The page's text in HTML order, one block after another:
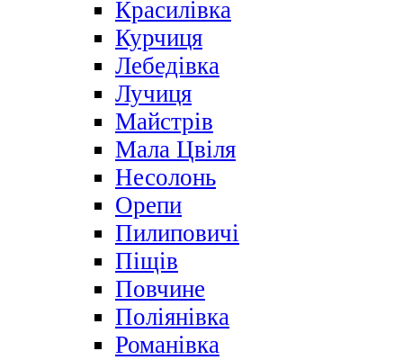
Красилівка
Курчиця
Лебедівка
Лучиця
Майстрів
Мала Цвіля
Несолонь
Орепи
Пилиповичі
Піщів
Повчине
Поліянівка
Романівка